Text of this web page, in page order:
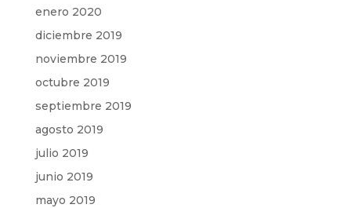
enero 2020
diciembre 2019
noviembre 2019
octubre 2019
septiembre 2019
agosto 2019
julio 2019
junio 2019
mayo 2019